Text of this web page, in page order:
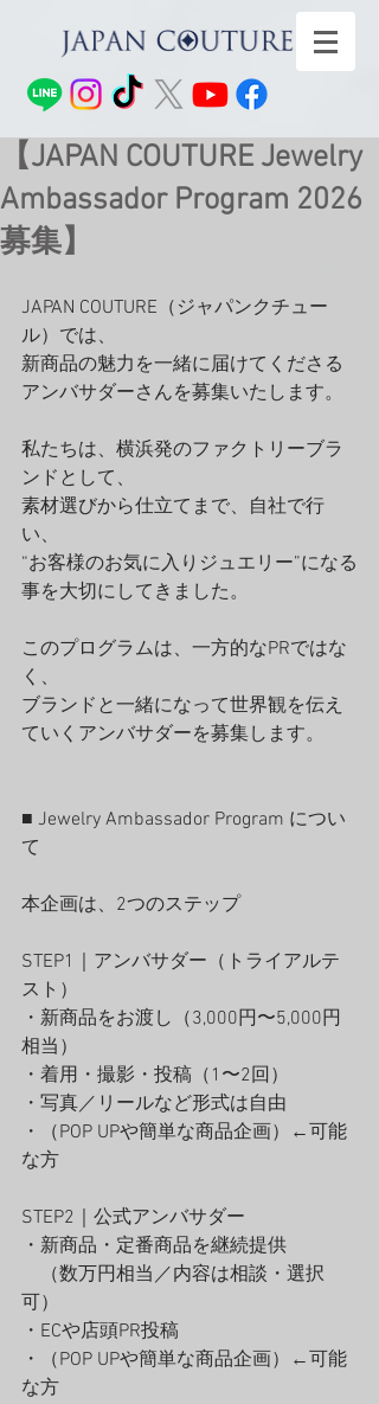
【JAPAN COUTURE Jewelry
Ambassador Program 2026
募集】
JAPAN COUTURE（ジャパンクチュー
ル）では、
新商品の魅力を一緒に届けてくださる
アンバサダーさんを募集いたします。
私たちは、横浜発のファクトリーブラ
ンドとして、
素材選びから仕立てまで、自社で行
い、
“お客様のお気に入りジュエリー”になる
事を大切にしてきました。
このプログラムは、一方的なPRではな
く、
ブランドと一緒になって世界観を伝え
ていくアンバサダーを募集します。
■ Jewelry Ambassador Program につい
て
本企画は、2つのステップ
STEP1｜アンバサダー（トライアルテ
スト）
・新商品をお渡し（3,000円〜5,000円
相当）
・着用・撮影・投稿（1〜2回）
・写真／リールなど形式は自由
・（POP UPや簡単な商品企画）←可能
な方
STEP2｜公式アンバサダー
・新商品・定番商品を継続提供
（数万円相当／内容は相談・選択
可）
・ECや店頭PR投稿
・（POP UPや簡単な商品企画）←可能
な方